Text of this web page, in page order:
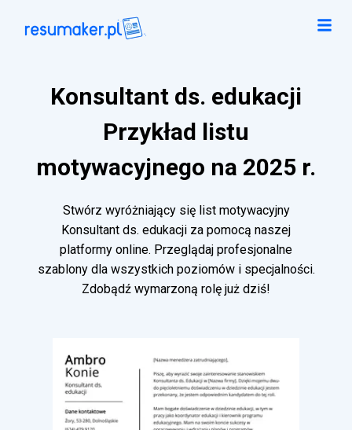
Konsultant ds. edukacji
Przykład listu
motywacyjnego na 2025 r.
Stwórz wyróżniający się list motywacyjny
Konsultant ds. edukacji za pomocą naszej
platformy online. Przeglądaj profesjonalne
szablony dla wszystkich poziomów i specjalności.
Zdobądź wymarzoną rolę już dziś!